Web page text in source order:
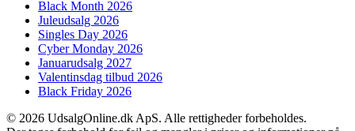
Black Month 2026
Juleudsalg 2026
Singles Day 2026
Cyber Monday 2026
Januarudsalg 2027
Valentinsdag tilbud 2026
Black Friday 2026
© 2026 UdsalgOnline.dk ApS. Alle rettigheder forbeholdes.